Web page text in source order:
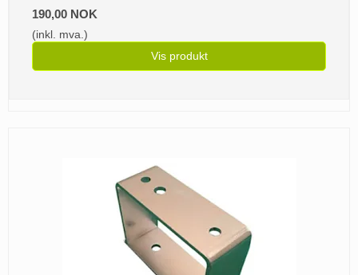
190,00 NOK
(inkl. mva.)
Vis produkt